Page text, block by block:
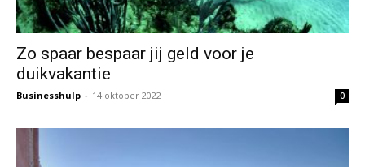
Zo spaar bespaar jij geld voor je
duikvakantie
Businesshulp - 14 oktober 2022 0